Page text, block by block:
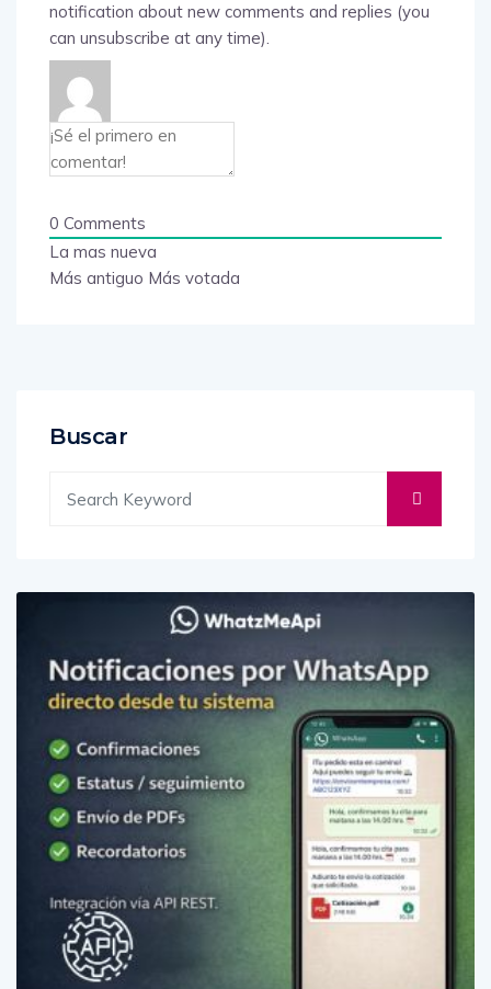
notification about new comments and replies (you
can unsubscribe at any time).
0 Comments
La mas nueva
Más antiguo Más votada
Buscar